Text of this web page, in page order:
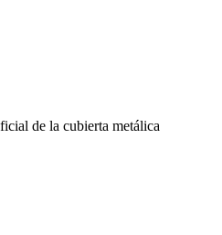
de la cubierta metálica